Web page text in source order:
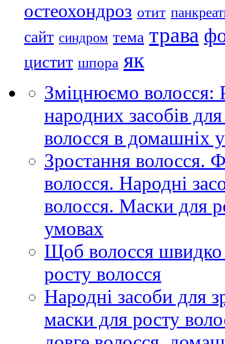
остеохондроз отит
сайт синдром тема трава
цистит шпора як
Зміцнюємо волосся:
народних засобів
волосся в домашніх
Зростання волосся.
волосся. Народні
волосся. Маски для
умовах
Щоб волосся швидко
росту волосся
Народні засоби для
маски для росту